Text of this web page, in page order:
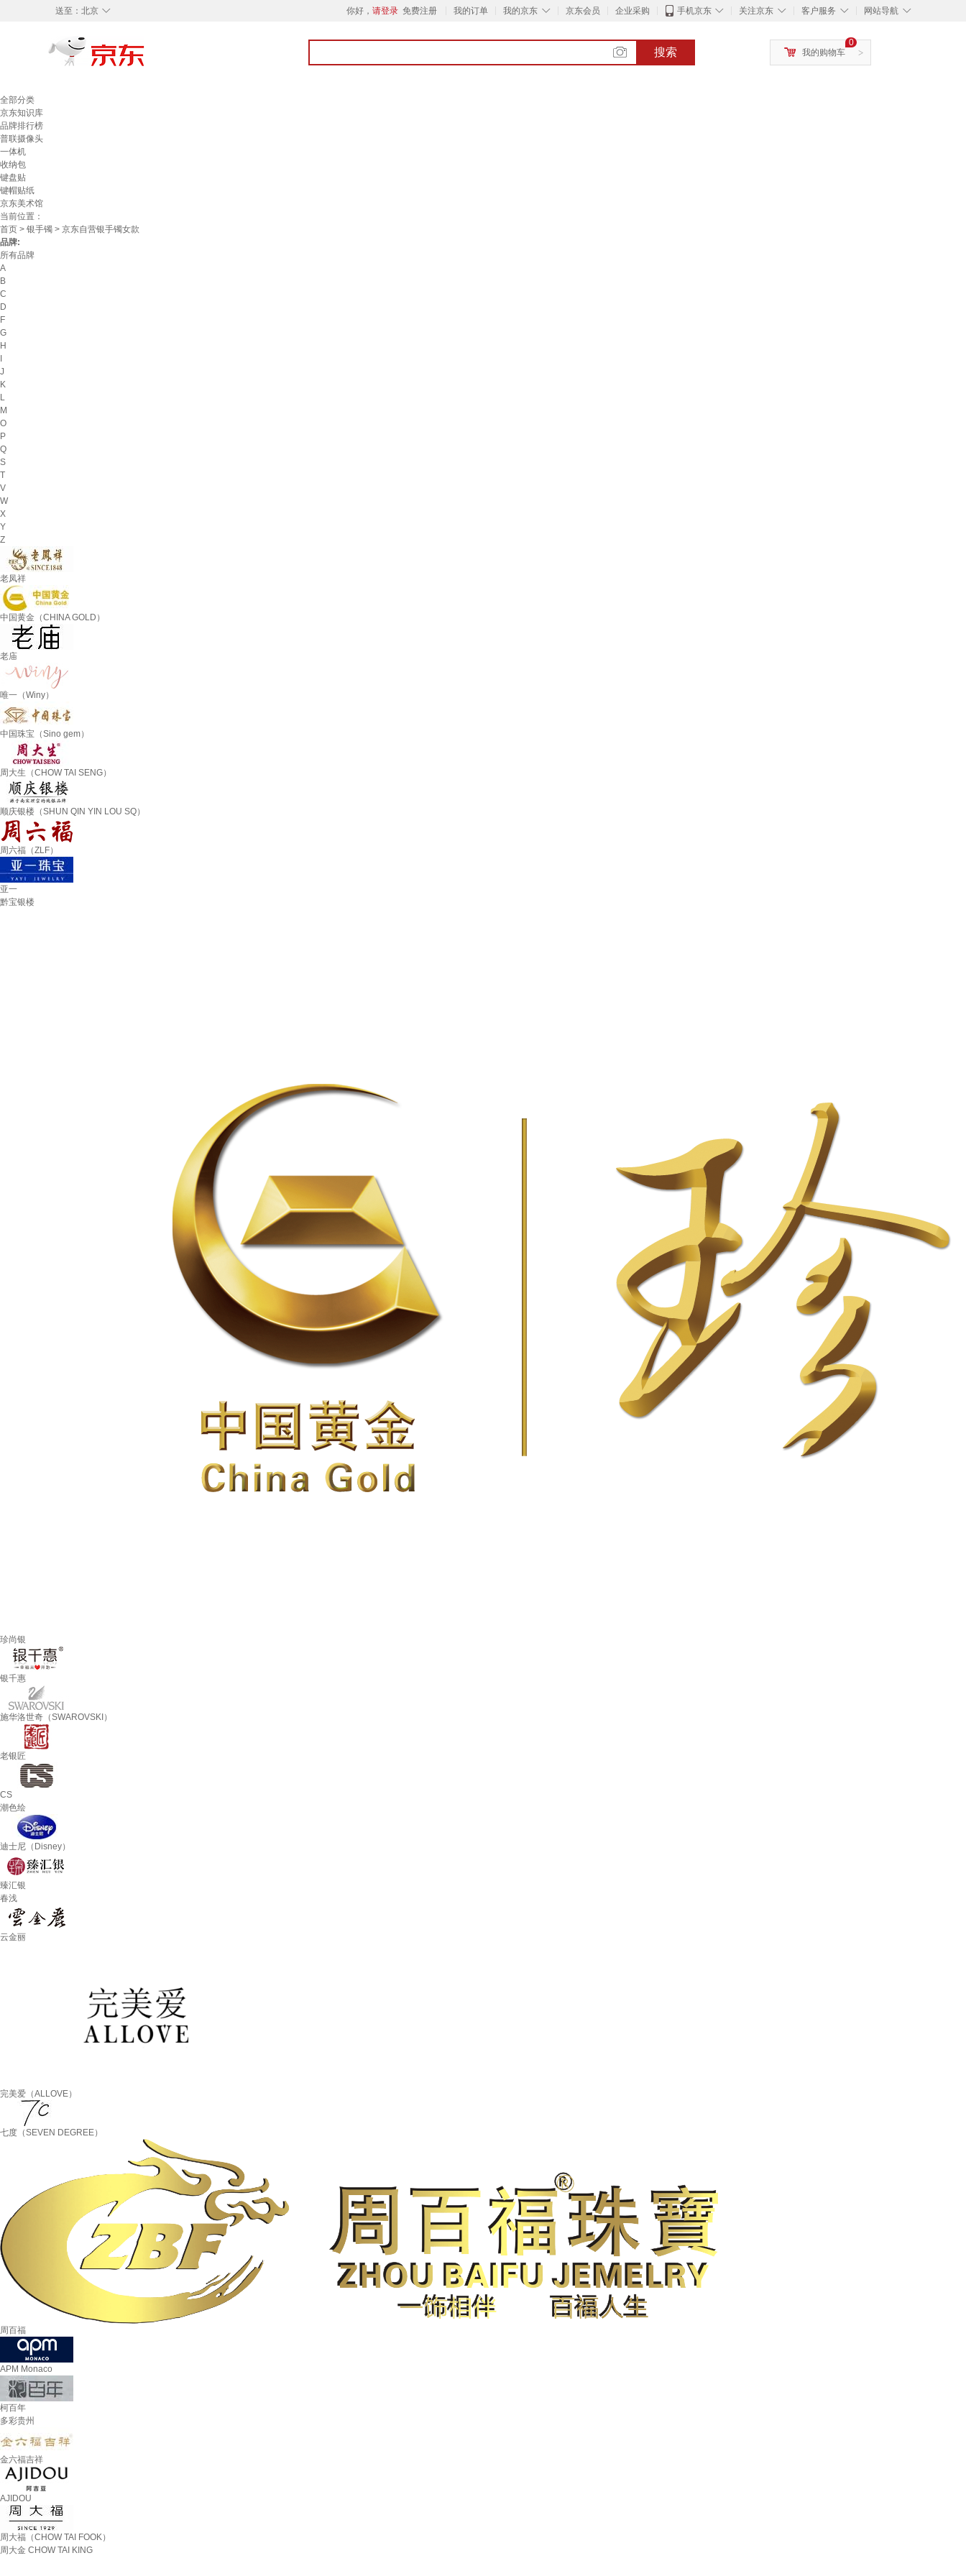
◇
送至： 北京 你好， 请登录 免费注册 我的订单 ◇
我的京东 京东会员 企业采购 ◇
手机京东 ◇
关注京东 ◇
客户服务 ◇
网站导航
搜索 >
0
我的购物车
全部分类
京东知识库
品牌排行榜
普联摄像头
一体机
收纳包
键盘贴
键帽贴纸
京东美术馆
当前位置：
首页 > 银手镯 > 京东自营银手镯女款
品牌:
所有品牌
A
B
C
D
F
G
H
J
K
L
M
O
P
Q
S
T
V
W
X
Y
Z
老凤祥
中国黄金（CHINA GOLD）
老庙
唯一（Winy）
中国珠宝（Sino gem）
周大生（CHOW TAI SENG）
顺庆银楼（SHUN QIN YIN LOU SQ）
周六福（ZLF）
亚一
黔宝银楼
珍尚银
银千惠
施华洛世奇（SWAROVSKI）
老银匠
CS
潮色绘
迪士尼（Disney）
臻汇银
春浅
云金丽
完美爱（ALLOVE）
七度（SEVEN DEGREE）
周百福
APM Monaco
柯百年
多彩贵州
金六福吉祥
AJIDOU
周大福（CHOW TAI FOOK）
周大金 CHOW TAI KING